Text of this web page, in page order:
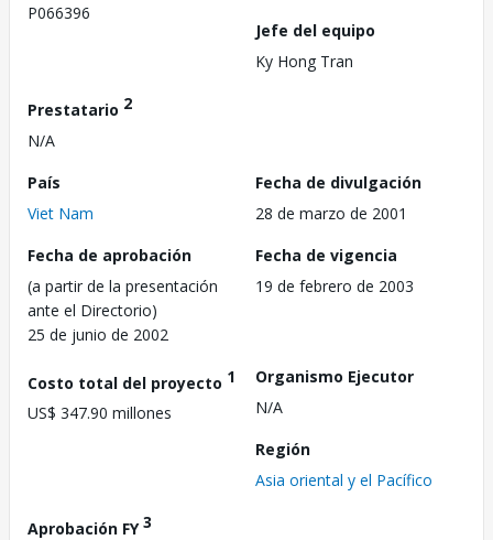
P066396
Jefe del equipo
Ky Hong Tran
Prestatario 2
N/A
País
Viet Nam
Fecha de divulgación
28 de marzo de 2001
Fecha de aprobación
(a partir de la presentación
ante el Directorio)
25 de junio de 2002
Fecha de vigencia
19 de febrero de 2003
Costo total del proyecto 1
US$ 347.90 millones
Organismo Ejecutor
N/A
Región
Asia oriental y el Pacífico
Aprobación FY3